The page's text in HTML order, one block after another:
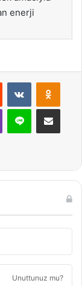
enerji
Reddit VKontakte
Viber Line E-Posta ile
Unuttunuz mu?